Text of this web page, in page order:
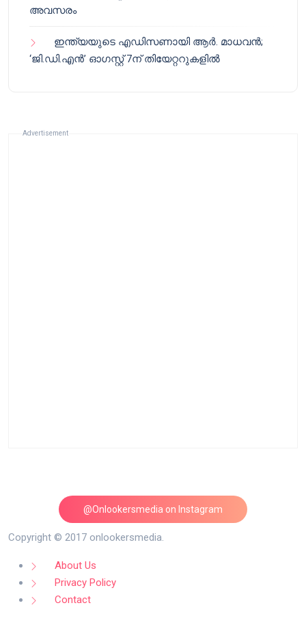
അവസരം
ഇന്ത്യയുടെ എഡിസണായി ആർ. മാധവൻ;
‘ജി.ഡി.എൻ’ ഓഗസ്റ്റ് 7ന് തിയേറ്ററുകളിൽ
Advertisement
@Onlookersmedia on Instagram
Follow on Instagram
Copyright © 2017 onlookersmedia.
About Us
Privacy Policy
Contact